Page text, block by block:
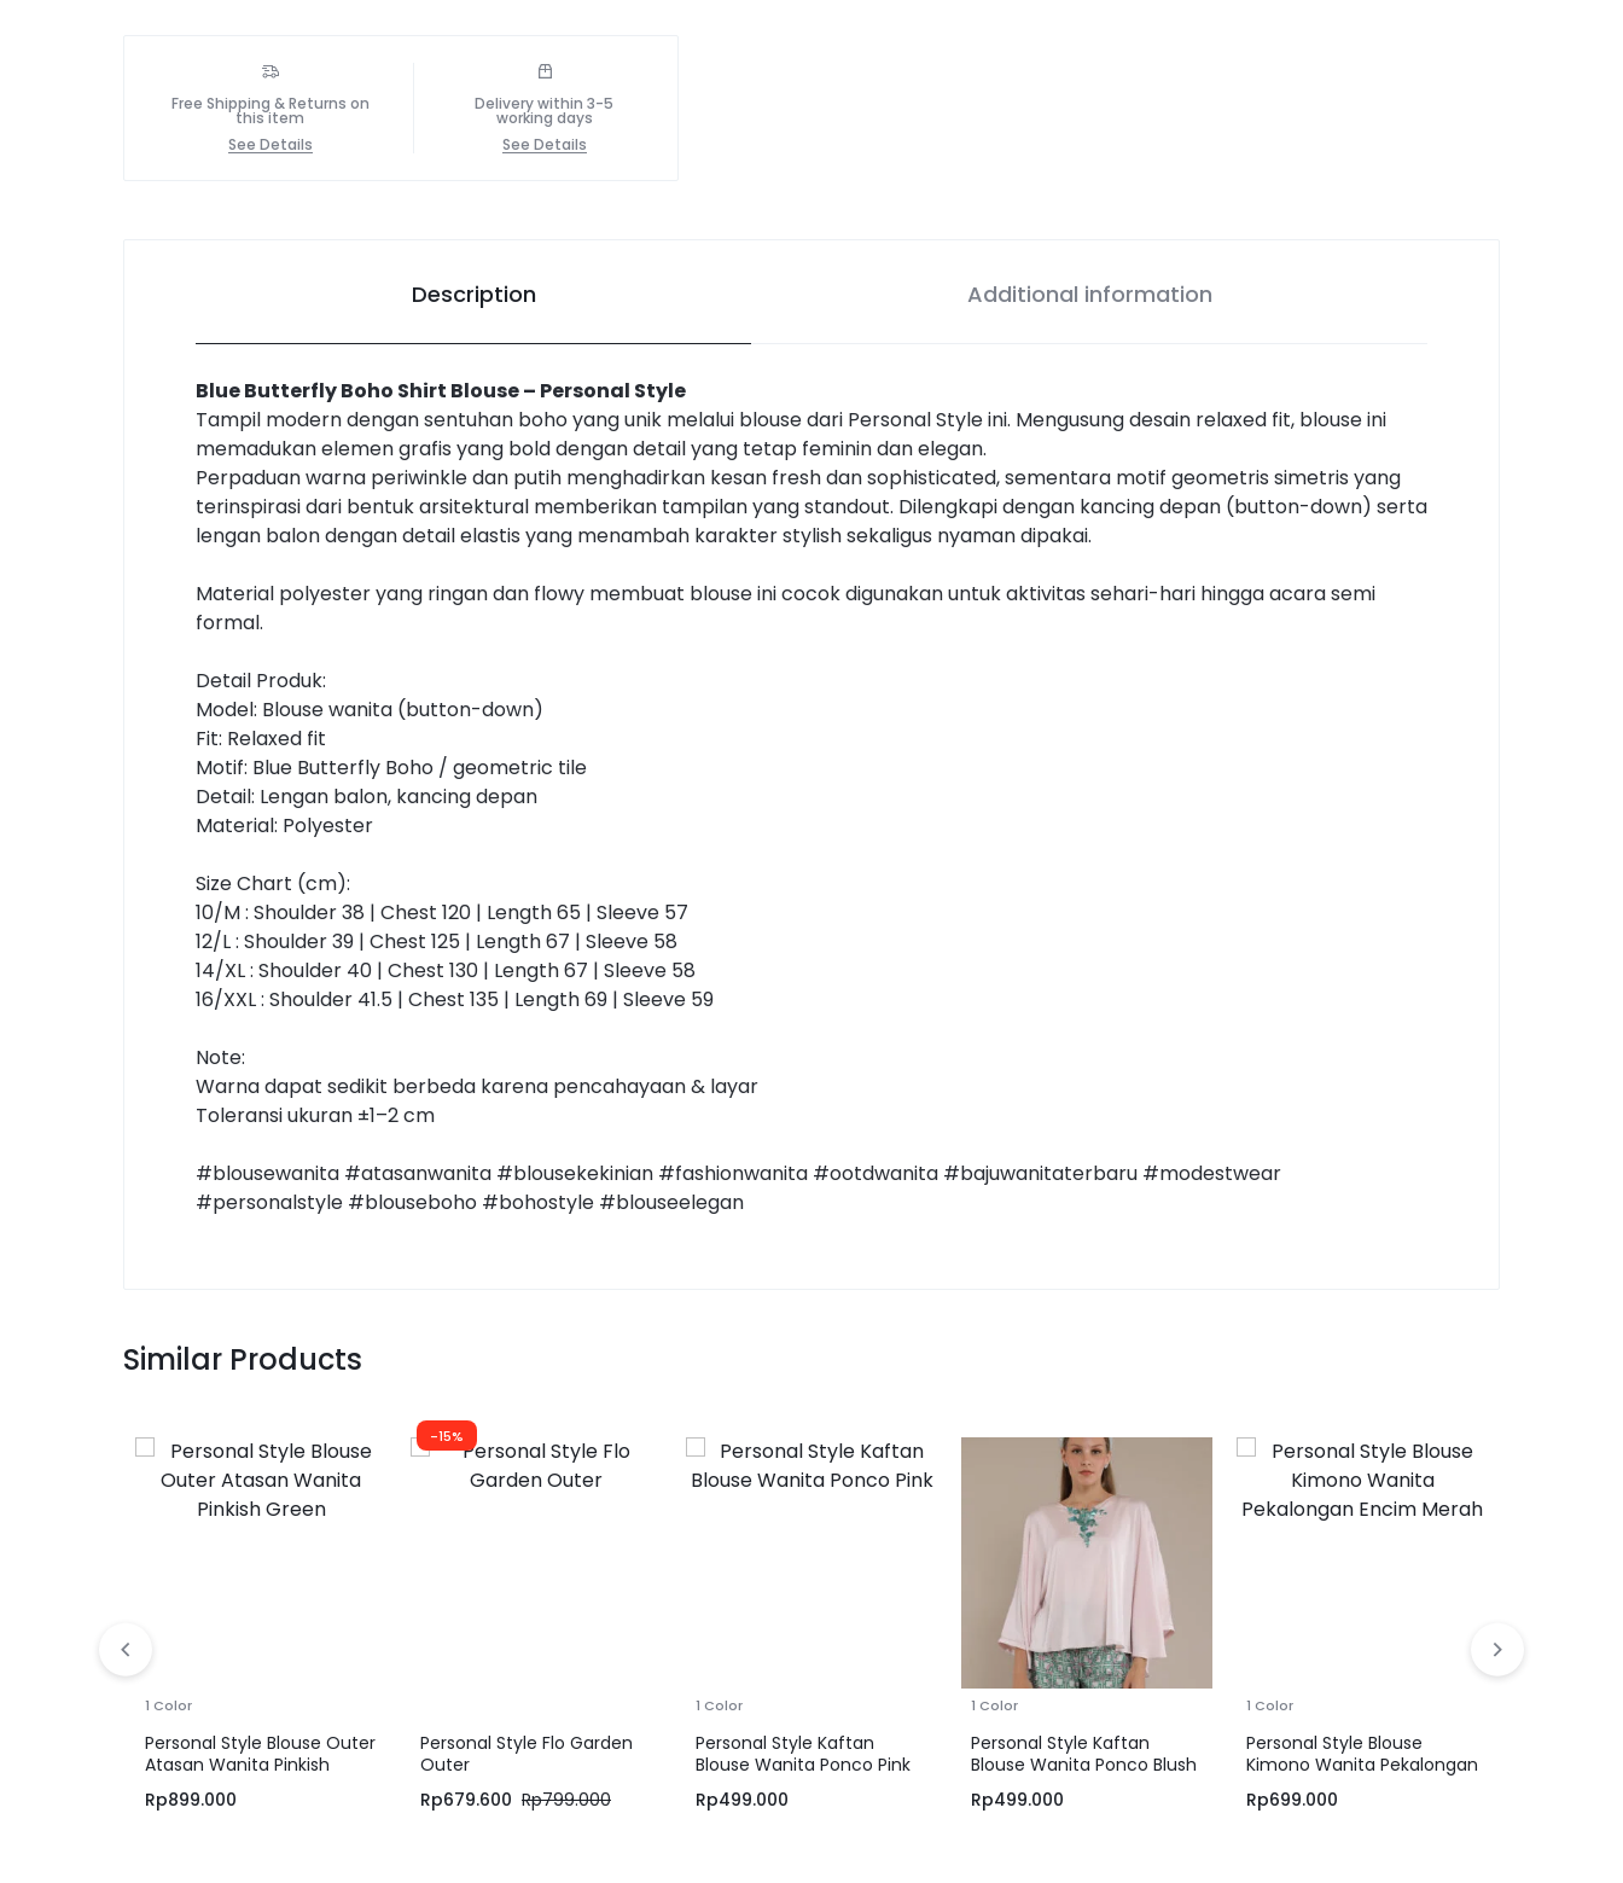
Free Shipping & Returns on
this item
See Details
Delivery within 3-5
working days
See Details
Description Additional information
Blue Butterfly Boho Shirt Blouse – Personal Style
Tampil modern dengan sentuhan boho yang unik melalui blouse dari Personal Style ini. Mengusung desain relaxed fit, blouse ini
memadukan elemen grafis yang bold dengan detail yang tetap feminin dan elegan.
Perpaduan warna periwinkle dan putih menghadirkan kesan fresh dan sophisticated, sementara motif geometris simetris yang
terinspirasi dari bentuk arsitektural memberikan tampilan yang standout. Dilengkapi dengan kancing depan (button-down) serta
lengan balon dengan detail elastis yang menambah karakter stylish sekaligus nyaman dipakai.
Material polyester yang ringan dan flowy membuat blouse ini cocok digunakan untuk aktivitas sehari-hari hingga acara semi
formal.
Detail Produk:
Model: Blouse wanita (button-down)
Fit: Relaxed fit
Motif: Blue Butterfly Boho / geometric tile
Detail: Lengan balon, kancing depan
Material: Polyester
Size Chart (cm):
10/M : Shoulder 38 | Chest 120 | Length 65 | Sleeve 57
12/L : Shoulder 39 | Chest 125 | Length 67 | Sleeve 58
14/XL : Shoulder 40 | Chest 130 | Length 67 | Sleeve 58
16/XXL : Shoulder 41.5 | Chest 135 | Length 69 | Sleeve 59
Note:
Warna dapat sedikit berbeda karena pencahayaan & layar
Toleransi ukuran ±1–2 cm
#blousewanita #atasanwanita #blousekekinian #fashionwanita #ootdwanita #bajuwanitaterbaru #modestwear
#personalstyle #blouseboho #bohostyle #blouseelegan
Similar Products
1 Color
Personal Style Blouse Outer
Atasan Wanita Pinkish
Green
Rp899.000
-15%
Personal Style Flo Garden
Outer
Rp679.600 Rp799.000
1 Color
Personal Style Kaftan
Blouse Wanita Ponco Pink
Rp499.000
1 Color
Personal Style Kaftan
Blouse Wanita Ponco Blush
Rp499.000
1 Color
Personal Style Blouse
Kimono Wanita Pekalongan
Encim Merah
Rp699.000